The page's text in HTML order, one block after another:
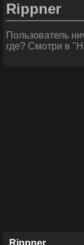
Rippner
Пользователь
где? Смотри в
Rippner